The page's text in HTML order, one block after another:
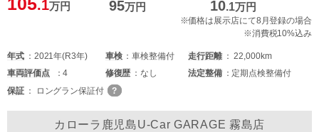
.1万円 95万円 10.1万円
※価格は展示店にて8月登録の場合
※消費税10%込み
年式 2021年(R3年) 車検 車検整備付 走行距離
22,000km
車両評価点 4 修復歴 なし 法定整備
定期点検整備付
保証
ロングラン保証付
カローラ鹿児島U-Car GARAGE 霧島店